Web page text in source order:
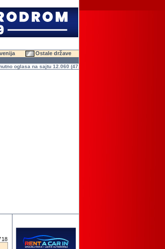
Ostale države
oglasa na sajtu 12.060 (47.611 slika)